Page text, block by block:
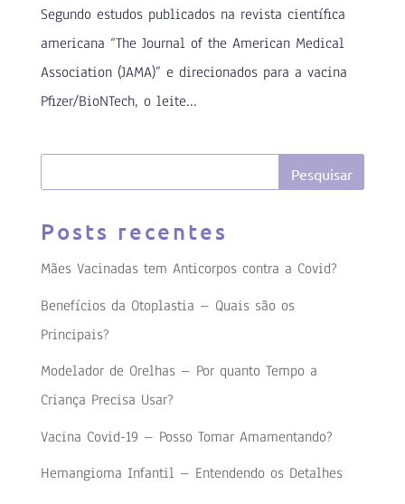
Segundo estudos publicados na revista científica
americana “The Journal of the American Medical
Association (JAMA)” e direcionados para a vacina
Pfizer/BioNTech, o leite...
Posts recentes
Mães Vacinadas tem Anticorpos contra a Covid?
Benefícios da Otoplastia – Quais são os
Principais?
Modelador de Orelhas – Por quanto Tempo a
Criança Precisa Usar?
Vacina Covid-19 – Posso Tomar Amamentando?
Hemangioma Infantil – Entendendo os Detalhes